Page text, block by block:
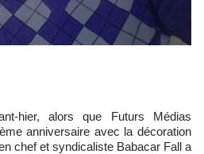
anniversaire avec la décoration
chef et syndicaliste Babacar Fall a